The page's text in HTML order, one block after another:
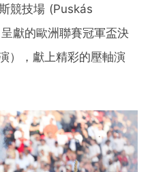
競技場 (Puskás
獻的歐洲聯賽冠軍盃決
），獻上精彩的壓軸演